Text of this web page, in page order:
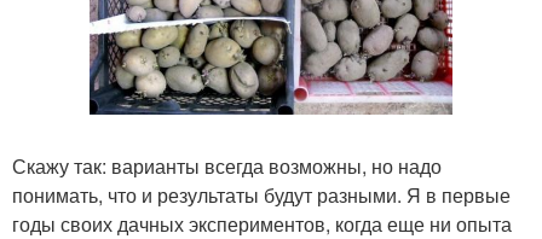
Скажу так: варианты всегда возможны, но надо
понимать, что и результаты будут разными. Я в первые
годы своих дачных экспериментов, когда еще ни опыта